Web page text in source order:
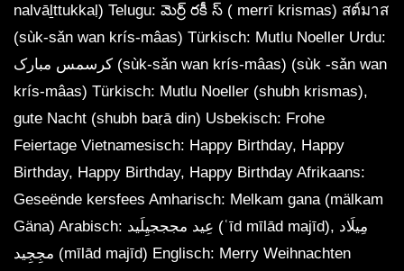
nalvāḻttukkaḷ) Telugu: మెర్ర్ రకీ స్ ( merrī krismas) สต์มาส
(sùk-sǎn wan krís-mâas) Türkisch: Mutlu Noeller Urdu:
کرسمس مبارک (sùk-sǎn wan krís-mâas) (sùk -sǎn wan
krís-mâas) Türkisch: Mutlu Noeller (shubh krismas),
gute Nacht (shubh baṛā din) Usbekisch: Frohe
Feiertage Vietnamesisch: Happy Birthday, Happy
Birthday, Happy Birthday, Happy Birthday Afrikaans:
Geseënde kersfees Amharisch: Melkam gana (mälkam
Gäna) Arabisch: عِيد مجججيِلَيد (ʿīd mīlād majīd), مِيلَاد
مجِجِيد (mīlād majīd) Englisch: Merry Weihnachten